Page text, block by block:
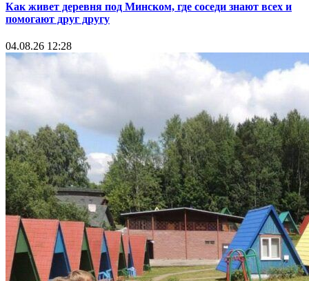
Как живет деревня под Минском, где соседи знают всех и
помогают друг другу
04.08.26 12:28